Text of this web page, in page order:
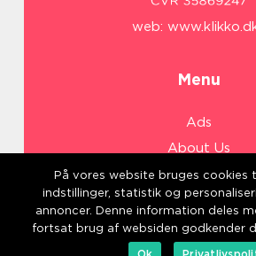
web:
Menu
Ads
About Us
Cookies
Contact
Sitemap
På vores website bruges cookies
indstillinger, statistik og
annoncer. Denne information deles
fortsat brug af websiden godkender